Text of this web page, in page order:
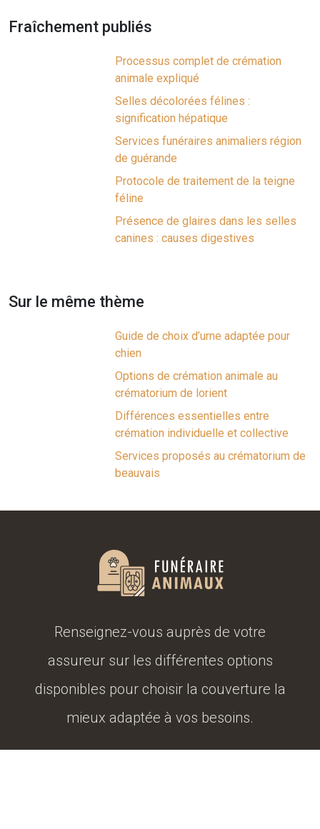
Fraîchement publiés
Processus complet de crémation
animale expliqué
Selles décolorées félines :
signification hépatique
Services funéraires animaliers région
de guérande
Protocole de traitement de la teigne
féline
Présence de glaires dans les selles
canines : causes digestives
Sur le même thème
Guide de choix d’urne adaptée pour
chien
Options de crémation animale au
crématorium de lorient
Différences essentielles entre
crémation individuelle et collective
Services proposés au crématorium de
beauvais
Renseignez-vous auprès de votre
assureur sur les différentes options
disponibles pour choisir la couverture la
mieux adaptée à vos besoins.